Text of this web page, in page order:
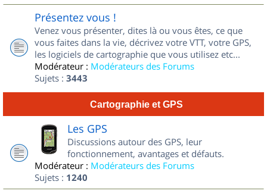
Présentez vous !
Venez vous présenter, dites là ou vous êtes, ce que
vous faites dans la vie, décrivez votre VTT, votre GPS,
les logiciels de cartographie que vous utilisez etc...
Modérateur : Modérateurs des Forums
Sujets : 3443
Cartographie et GPS
Les GPS
Discussions autour des GPS, leur
fonctionnement, avantages et défauts.
Modérateur : Modérateurs des Forums
Sujets : 1240